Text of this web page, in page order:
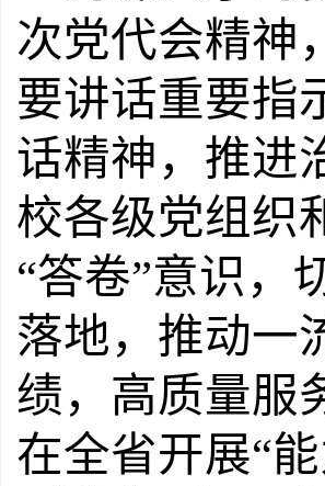
次党代会精神
要讲话重要指
话精神，推进
校各级党组织
“答卷”意识，
落地，推动一
绩，高质量服
在全省开展“